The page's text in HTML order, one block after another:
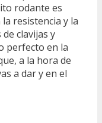
rodante es
resistencia y la
clavijas y
perfecto en la
a la hora de
a dar y en el